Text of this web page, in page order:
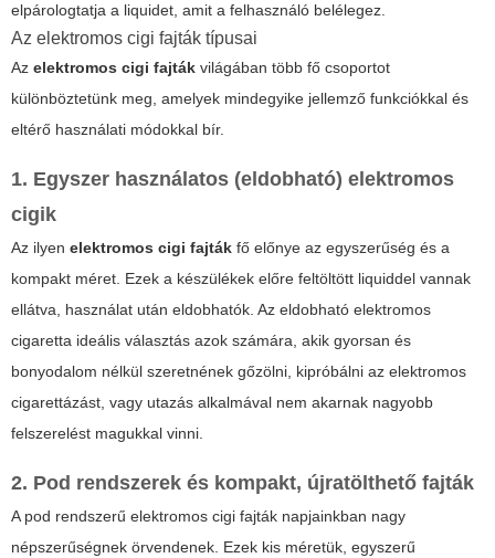
elpárologtatja a liquidet, amit a felhasználó belélegez.
Az elektromos cigi fajták típusai
Az elektromos cigi fajták világában több fő csoportot
különböztetünk meg, amelyek mindegyike jellemző funkciókkal és
eltérő használati módokkal bír.
1. Egyszer használatos (eldobható) elektromos
cigik
Az ilyen elektromos cigi fajták fő előnye az egyszerűség és a
kompakt méret. Ezek a készülékek előre feltöltött liquiddel vannak
ellátva, használat után eldobhatók. Az eldobható elektromos
cigaretta ideális választás azok számára, akik gyorsan és
bonyodalom nélkül szeretnének gőzölni, kipróbálni az elektromos
cigarettázást, vagy utazás alkalmával nem akarnak nagyobb
felszerelést magukkal vinni.
2. Pod rendszerek és kompakt, újratölthető fajták
Apod rendszerű elektromos cigi fajták napjainkban nagy
népszerűségnek örvendenek. Ezek kis méretük, egyszerű